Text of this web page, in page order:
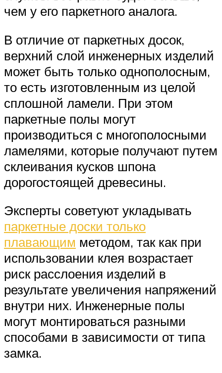
чем у его паркетного аналога.
В отличие от паркетных досок,
верхний слой инженерных изделий
может быть только однополосным,
то есть изготовленным из целой
сплошной ламели. При этом
паркетные полы могут
производиться с многополосными
ламелями, которые получают путем
склеивания кусков шпона
дорогостоящей древесины.
Эксперты советуют укладывать
паркетные доски только
плавающим методом, так как при
использовании клея возрастает
риск расслоения изделий в
результате увеличения напряжений
внутри них. Инженерные полы
могут монтироваться разными
способами в зависимости от типа
замка.